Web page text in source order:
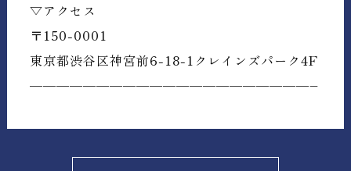
▽アクセス
〒 150-0001
東京都渋谷区神宮前6-18-1 クレインズパーク4F
—————————————————————–